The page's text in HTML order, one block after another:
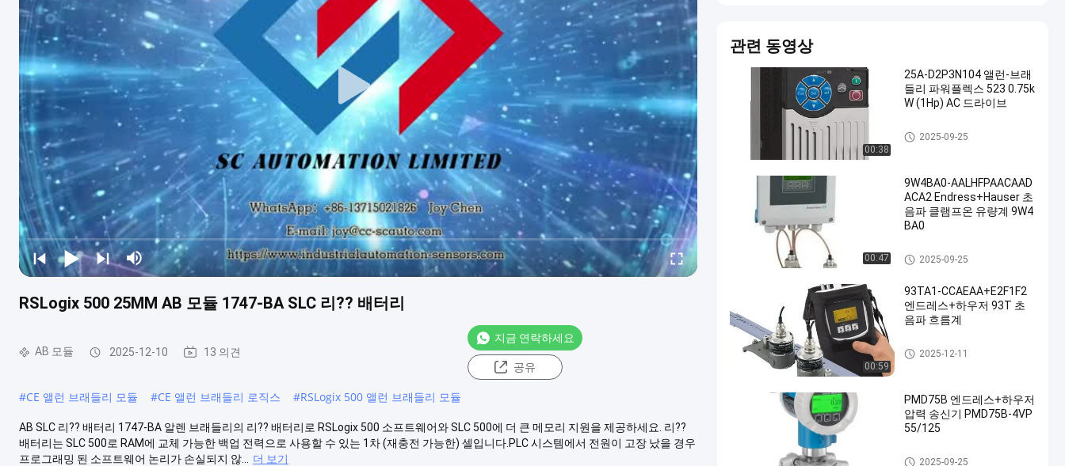
RSLogix 500 25MM AB 모듈 1747-BA SLC 리?? 배터리
AB 모듈 2025-12-10 13 의견
지금 연락하세요
공유
#CE 앨런 브래들리 모듈 #CE 앨런 브래들리 로직스 #RSLogix 500 앨런 브래들리 모듈
AB SLC 리?? 배터리 1747-BA 알렌 브래들리의 리?? 배터리로 RSLogix 500 소프트웨어와 SLC 500에 더 큰 메모리 지원을 제공하세요. 리??
배터리는 SLC 500로 RAM에 교체 가능한 백업 전력으로 사용할 수 있는 1차 (재충전 가능한) 셀입니다.PLC 시스템에서 전원이 고장 났을 경우
프로그래밍 된 소프트웨어 논리가 손실되지 않...
더 보기
관련 동영상
00:38
25A-D2P3N104 앨런-브래
들리 파워플렉스 523 0.75k
W (1Hp) AC 드라이브
AB 모듈2025-09-25
00:47
9W4BA0-AALHFPAACAAD
ACA2 Endress+Hauser 초
음파 클램프온 유량계 9W4
BA0
엔드레스 하우저 기기
2025-09-25
00:59
93TA1-CCAEAA+E2F1F2
엔드레스+하우저 93T 초
음파 흐름계
엔드레스 하우저 기기
2025-12-11
PMD75B 엔드레스+하우저
압력 송신기 PMD75B-4VP
55/125
엔드레스 하우저 기기
2025-09-25